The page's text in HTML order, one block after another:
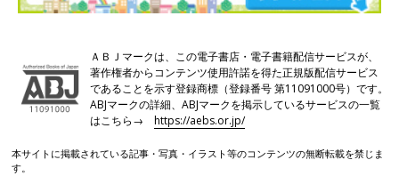
ＡＢＪマークは、この電子書店・電子書籍配信サービスが、
著作権者からコンテンツ使用許諾を得た正規版配信サービス
であることを示す登録商標（登録番号 第11091000号）です。
ABJマークの詳細、ABJマークを掲示しているサービスの一覧
はこちら→https://aebs.or.jp/
本サイトに掲載されている記事・写真・イラスト等のコンテンツの無断転載を禁じま
す。